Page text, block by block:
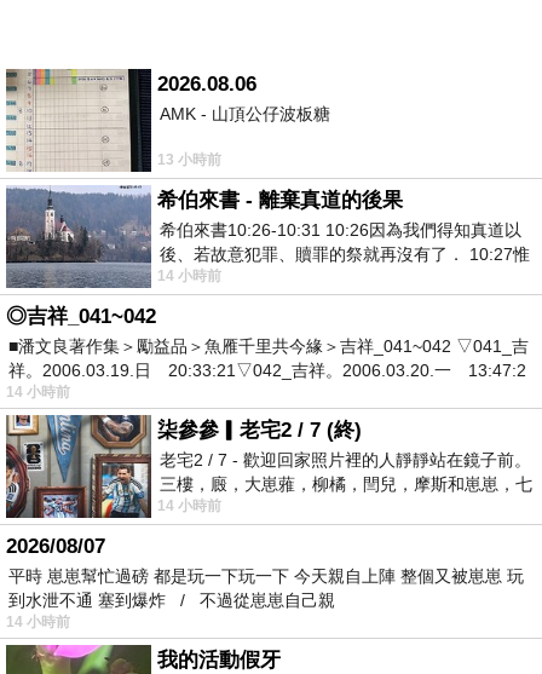
2026.08.06
AMK - 山頂公仔波板糖
13 小時前
希伯來書 - 離棄真道的後果
希伯來書10:26-10:31 10:26因為我們得知真道以
後、若故意犯罪、贖罪的祭就再沒有了． 10:27惟
有戰懼等候審判和那燒滅眾敵人的烈火
14 小時前
◎吉祥_041~042
■潘文良著作集＞勵益品＞魚雁千里共今緣＞吉祥_041~042 ▽041_吉
祥。2006.03.19.日 20:33:21▽042_吉祥。2006.03.20.一 13:47:2
14 小時前
柒參參▎老宅2 / 7 (終)
老宅2 / 7 - 歡迎回家照片裡的人靜靜站在鏡子前。
三樓，廄，大崽蕥，柳橘，閆兒，摩斯和崽崽，七
個人整整齊齊地站在鏡框之外，如同
14 小時前
2026/08/07
平時 崽崽幫忙過磅 都是玩一下玩一下 今天親自上陣 整個又被崽崽 玩
到水泄不通 塞到爆炸 / 不過從崽崽自己親
14 小時前
我的活動假牙